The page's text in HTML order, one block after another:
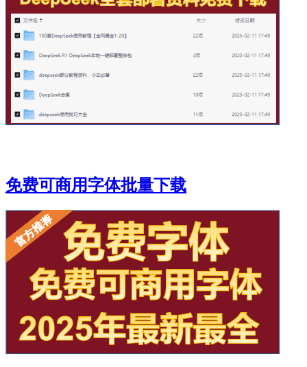
免费可商用字体批量下载